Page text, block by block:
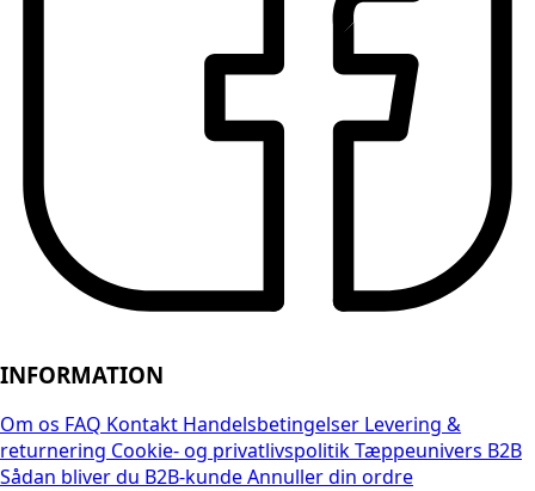
INFORMATION
Om os FAQ Kontakt Handelsbetingelser Levering &
returnering Cookie- og privatlivspolitikTæppeunivers B2B
Sådan bliver du B2B-kundeAnnuller din ordre